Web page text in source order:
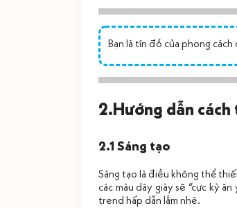
Bạn là tín đồ của phong
2.Hướng dẫn
2.1 Sáng tạo
Sáng tạo là điều không thể
các màu dây giày sẽ “cực kỳ
trend hấp dẫn lắm nhé.